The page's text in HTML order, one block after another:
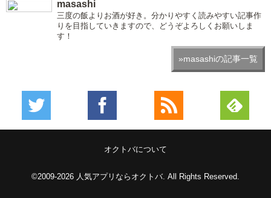
masashi
三度の飯よりお酒が好き。分かりやすく読みやすい記事作
りを目指していきますので、どうぞよろしくお願いしま
す！
»masashiの記事一覧
オクトバについて
©2009-2026 人気アプリならオクトバ. All Rights Reserved.